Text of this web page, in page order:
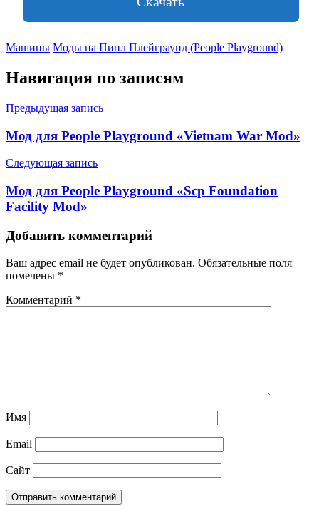
Машины Моды на Пипл Плейграунд (People Playground)
Навигация по записям
Предыдущая запись
Мод для People Playground «Vietnam War Mod»
Следующая запись
Мод для People Playground «Scp Foundation
Facility Mod»
Добавить комментарий
Ваш адрес email не будет опубликован. Обязательные поля
помечены *
Комментарий *
Имя
Email
Сайт